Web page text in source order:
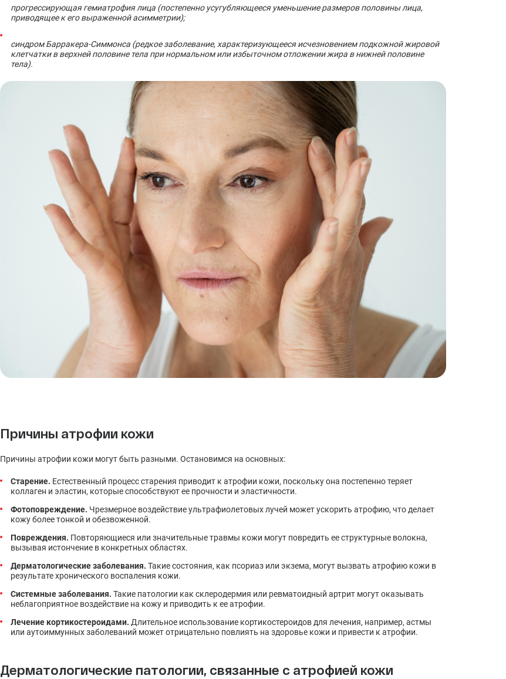
прогрессирующая гемиатрофия лица (постепенно усугубляющееся уменьшение размеров половины лица,
приводящее к его выраженной асимметрии);
синдром Барракера-Симмонса (редкое заболевание, характеризующееся исчезновением подкожной жировой
клетчатки в верхней половине тела при нормальном или избыточном отложении жира в нижней половине
тела).
Причины атрофии кожи
Причины атрофии кожи могут быть разными. Остановимся на основных:
Старение. Естественный процесс старения приводит к атрофии кожи, поскольку она постепенно теряет
коллаген и эластин, которые способствуют ее прочности и эластичности.
Фотоповреждение. Чрезмерное воздействие ультрафиолетовых лучей может ускорить атрофию, что делает
кожу более тонкой и обезвоженной.
Повреждения. Повторяющиеся или значительные травмы кожи могут повредить ее структурные волокна,
вызывая истончение в конкретных областях.
Дерматологические заболевания. Такие состояния, как псориаз или экзема, могут вызвать атрофию кожи в
результате хронического воспаления кожи.
Системные заболевания. Такие патологии как склеродермия или ревматоидный артрит могут оказывать
неблагоприятное воздействие на кожу и приводить к ее атрофии.
Лечение кортикостероидами. Длительное использование кортикостероидов для лечения, например, астмы
или аутоиммунных заболеваний может отрицательно повлиять на здоровье кожи и привести к атрофии.
Дерматологические патологии, связанные с атрофией кожи